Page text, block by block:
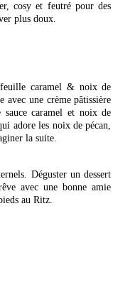
cosy et feutré pour des
plus doux.
caramel & noix de
avec une crème pâtissière
caramel et noix de
adore les noix de pécan,
la suite.
Déguster un dessert
avec une bonne amie
au Ritz.